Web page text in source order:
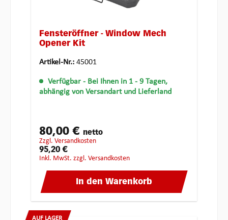
Fensteröffner - Window Mech
Opener Kit
Artikel-Nr.: 45001
Verfügbar - Bei Ihnen in 1 - 9 Tagen,
abhängig von Versandart und Lieferland
80,00 € netto
zzgl. Versandkosten
95,20 €
inkl. MwSt. zzgl. Versandkosten
In den Warenkorb
AUF LAGER